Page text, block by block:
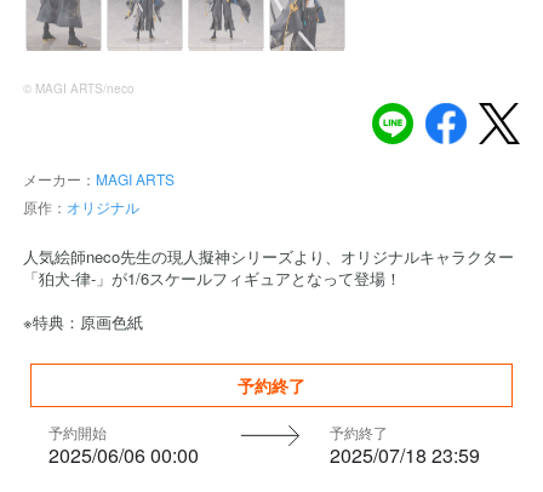
© MAGI ARTS/neco
メーカー： MAGI ARTS
原作： オリジナル
人気絵師neco先生の現人擬神シリーズより、オリジナルキャラクター
「狛犬-律-」が1/6スケールフィギュアとなって登場！
※特典：原画色紙
予約終了
予約開始
2025/06/06 00:00
予約終了
2025/07/18 23:59